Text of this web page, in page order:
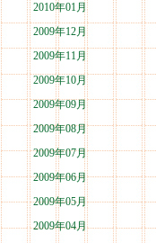
2010年01月
2009年12月
2009年11月
2009年10月
2009年09月
2009年08月
2009年07月
2009年06月
2009年05月
2009年04月